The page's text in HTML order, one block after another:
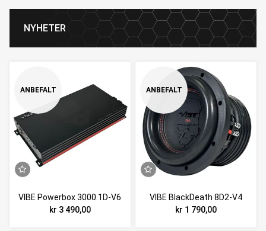
NYHETER
ANBEFALT
VIBE Powerbox 3000.1D-V6
kr 3 490,00
ANBEFALT
VIBE BlackDeath 8D2-V4
kr 1 790,00